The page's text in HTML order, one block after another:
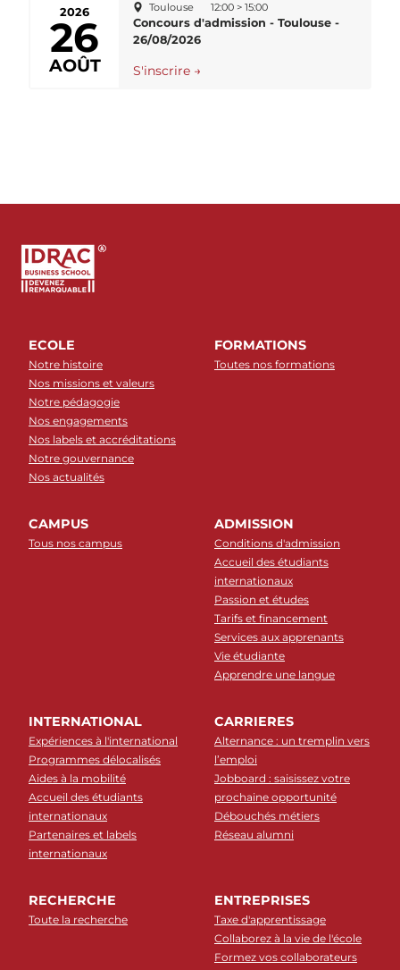
2026
26
AOÛT
Toulouse 12:00 > 15:00
Concours d'admission - Toulouse -
26/08/2026
S'inscrire →
ECOLE
Notre histoire
Nos missions et valeurs
Notre pédagogie
Nos engagements
Nos labels et accréditations
Notre gouvernance
Nos actualités
FORMATIONS
Toutes nos formations
CAMPUS
Tous nos campus
ADMISSION
Conditions d'admission
Accueil des étudiants
internationaux
Passion et études
Tarifs et financement
Services aux apprenants
Vie étudiante
Apprendre une langue
INTERNATIONAL
Expériences à l'international
Programmes délocalisés
Aides à la mobilité
Accueil des étudiants
internationaux
Partenaires et labels
internationaux
CARRIERES
Alternance : un tremplin vers
l’emploi
Jobboard : saisissez votre
prochaine opportunité
Débouchés métiers
Réseau alumni
RECHERCHE
Toute la recherche
ENTREPRISES
Taxe d'apprentissage
Collaborez à la vie de l'école
Formez vos collaborateurs